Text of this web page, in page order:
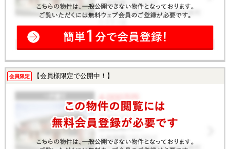
会員限定 【会員様限定で公開中！】